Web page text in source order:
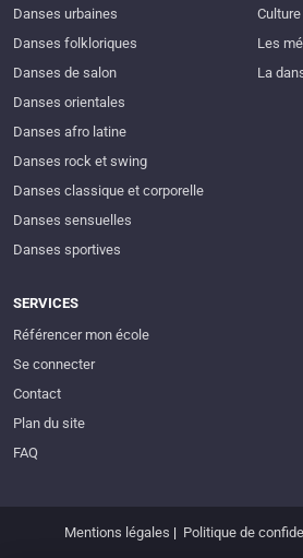
Danses urbaines
Danses folkloriques
Danses de salon
Danses orientales
Danses afro latine
Danses rock et swing
Danses classique et corporelle
Danses sensuelles
Danses sportives
Les
La
SERVICES
Référencer mon école
Se connecter
Contact
Plan du site
FAQ
Mentions légales | Politique de